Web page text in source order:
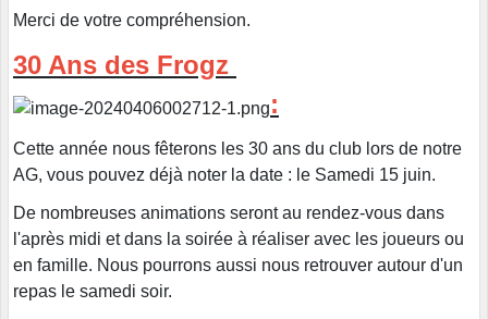
Merci de votre compréhension.
30 Ans des Frogz
:
Cette année nous fêterons les 30 ans du club lors de notre
AG, vous pouvez déjà noter la date : le Samedi 15 juin.
De nombreuses animations seront au rendez-vous dans
l'après midi et dans la soirée à réaliser avec les joueurs ou
en famille. Nous pourrons aussi nous retrouver autour d'un
repas le samedi soir.